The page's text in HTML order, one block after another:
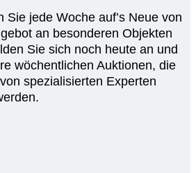
Sie jede Woche auf’s Neue von
an besonderen Objekten
Sie sich noch heute an und
wöchentlichen Auktionen, die
spezialisierten Experten